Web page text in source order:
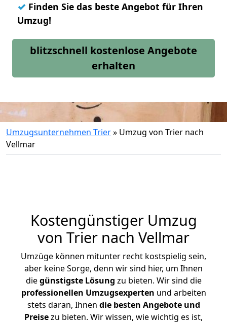
✓ Finden Sie das beste Angebot für Ihren
Umzug!
blitzschnell kostenlose Angebote
erhalten
Umzugsunternehmen Trier» Umzug von Trier nach
Vellmar
Kostengünstiger Umzug
von Trier nach Vellmar
Umzüge können mitunter recht kostspielig sein,
aber keine Sorge, denn wir sind hier, um Ihnen
diegünstigste Lösung zu bieten. Wir sind die
professionellen Umzugsexperten und arbeiten
stets daran, Ihnen die besten Angebote und
Preisezu bieten. Wir wissen, wie wichtig es ist,